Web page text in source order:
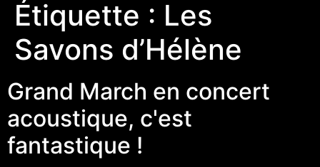
Étiquette : Les
Savons d’Hélène
Grand March en concert
acoustique, c'est
fantastique !